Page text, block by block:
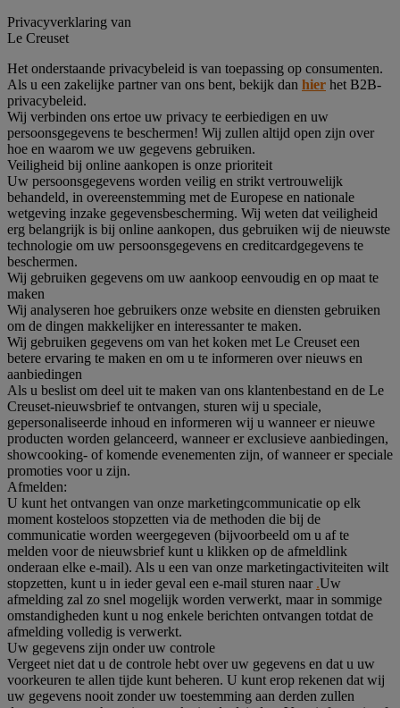
Privacyverklaring van
Le Creuset
Het onderstaande privacybeleid is van toepassing op consumenten.
Als u een zakelijke partner van ons bent, bekijk dan hier het B2B-
privacybeleid.
Wij verbinden ons ertoe uw privacy te eerbiedigen en uw
persoonsgegevens te beschermen! Wij zullen altijd open zijn over
hoe en waarom we uw gegevens gebruiken.
Veiligheid bij online aankopen is onze prioriteit
Uw persoonsgegevens worden veilig en strikt vertrouwelijk
behandeld, in overeenstemming met de Europese en nationale
wetgeving inzake gegevensbescherming. Wij weten dat veiligheid
erg belangrijk is bij online aankopen, dus gebruiken wij de nieuwste
technologie om uw persoonsgegevens en creditcardgegevens te
beschermen.
Wij gebruiken gegevens om uw aankoop eenvoudig en op maat te
maken
Wij analyseren hoe gebruikers onze website en diensten gebruiken
om de dingen makkelijker en interessanter te maken.
Wij gebruiken gegevens om van het koken met Le Creuset een
betere ervaring te maken en om u te informeren over nieuws en
aanbiedingen
Als u beslist om deel uit te maken van ons klantenbestand en de Le
Creuset-nieuwsbrief te ontvangen, sturen wij u speciale,
gepersonaliseerde inhoud en informeren wij u wanneer er nieuwe
producten worden gelanceerd, wanneer er exclusieve aanbiedingen,
showcooking- of komende evenementen zijn, of wanneer er speciale
promoties voor u zijn.
Afmelden:
U kunt het ontvangen van onze marketingcommunicatie op elk
moment kosteloos stopzetten via de methoden die bij de
communicatie worden weergegeven (bijvoorbeeld om u af te
melden voor de nieuwsbrief kunt u klikken op de afmeldlink
onderaan elke e-mail). Als u een van onze marketingactiviteiten wilt
stopzetten, kunt u in ieder geval een e-mail sturen naar .Uw
afmelding zal zo snel mogelijk worden verwerkt, maar in sommige
omstandigheden kunt u nog enkele berichten ontvangen totdat de
afmelding volledig is verwerkt.
Uw gegevens zijn onder uw controle
Vergeet niet dat u de controle hebt over uw gegevens en dat u uw
voorkeuren te allen tijde kunt beheren. U kunt erop rekenen dat wij
uw gegevens nooit zonder uw toestemming aan derden zullen